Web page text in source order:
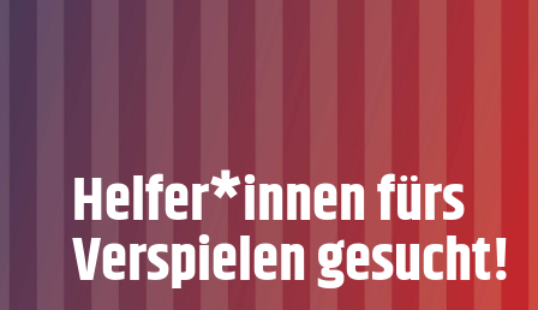
Helfer*innen fürs
Verspielen gesucht!